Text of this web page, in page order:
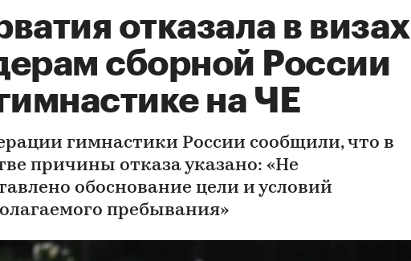
отказала в визах
сборной России
на ЧЕ
гимнастики России сообщили, что в
причины отказа указано: «Не
обоснование цели и условий
пребывания»